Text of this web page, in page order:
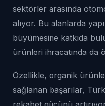
sektörler arasında
alıyor. Bu alanlarda
büyümesine katkıda
ürünleri ihracatında da
Özellikle, organik
sağlanan başarılar,
rekabet gücünü